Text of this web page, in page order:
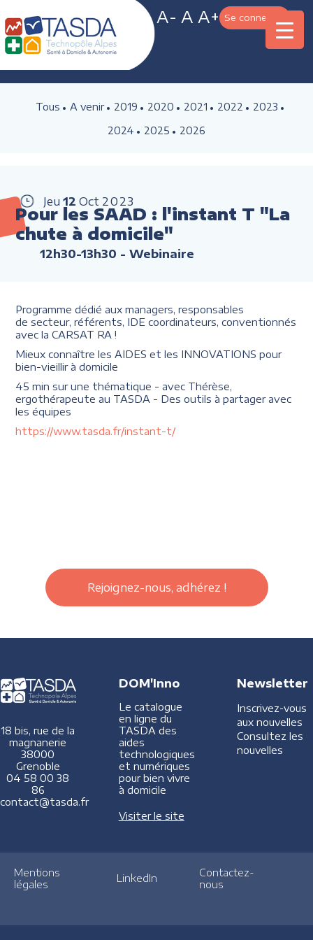
A- A A+ Se connecter
Tous A venir 2019 2020 2021 2022
2023
2024
2025 2026
Jeu 12 Oct 2023
Pour les SAAD : l'instant T "La
chute à domicile"
12h30-13h30 - Webinaire
Programme dédié aux managers, responsables
de secteur, référents, IDE coordinateurs, conventionnés
avec la CARSAT RA !
Mieux connaître les AIDES et les INNOVATIONS pour
bien-vieillir à domicile
45 min sur une thématique - avec Thérèse,
ergothérapeute au TASDA - Des outils à partager avec
les équipes
https://www.tasda.fr/instant-t/
Rejoignez-nous, adhérez !
18 bis, rue de la
magnanerie
38000
Grenoble
04 58 00 38
86
contact@tasda.fr
DOM'Inno
Le catalogue
en ligne du
TASDA des
aides
technologiques
et numériques
pour bien vivre
à domicile
Visiter le site
Newsletter
Inscrivez-vous
aux nouvelles
Consultez les
nouvelles
Mentions
légales
LinkedIn
Contactez-
nous